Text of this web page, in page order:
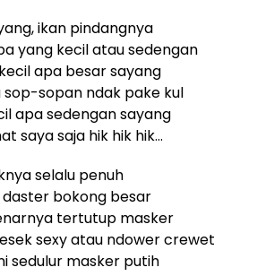
ikan pindangnya
yang kecil atau sedengan
apa besar sayang
sop-sopan ndak pake kul
apa sedengan sayang
saya saja hik hik hik…
selalu penuh
bokong besar
tertutup masker
sexy atau ndower crewet
sedulur masker putih